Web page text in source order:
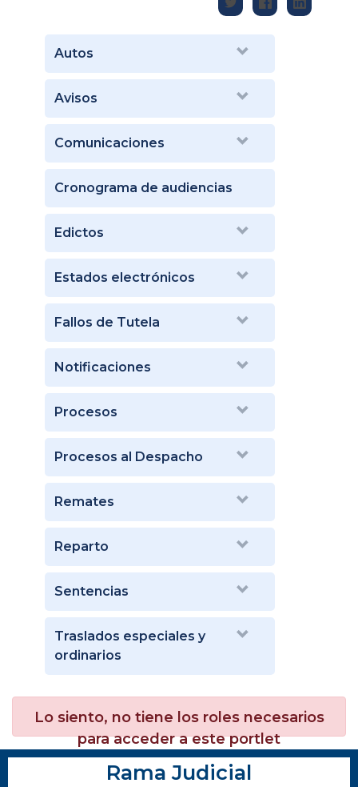
Autos
Avisos
Comunicaciones
Cronograma de audiencias
Edictos
Estados electrónicos
Fallos de Tutela
Notificaciones
Procesos
Procesos al Despacho
Remates
Reparto
Sentencias
Traslados especiales y
ordinarios
Lo siento, no tiene los roles necesarios
para acceder a este portlet
Rama Judicial